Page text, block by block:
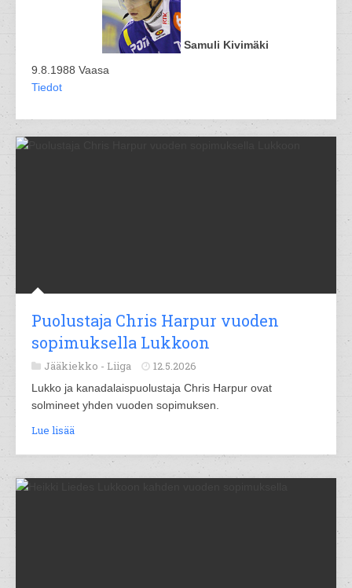
Samuli Kivimäki
9.8.1988 Vaasa
Tiedot
Puolustaja Chris Harpur vuoden
sopimuksella Lukkoon
Jääkiekko - Liiga 12.5.2026
Lukko ja kanadalaispuolustaja Chris Harpur ovat
solmineet yhden vuoden sopimuksen.
Lue lisää